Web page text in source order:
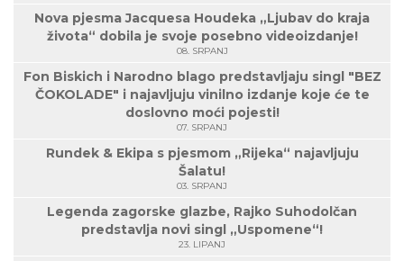
Nova pjesma Jacquesa Houdeka „Ljubav do kraja
života“ dobila je svoje posebno videoizdanje!
08. SRPANJ
Fon Biskich i Narodno blago predstavljaju singl "BEZ
ČOKOLADE" i najavljuju vinilno izdanje koje će te
doslovno moći pojesti!
07. SRPANJ
Rundek & Ekipa s pjesmom „Rijeka“ najavljuju
Šalatu!
03. SRPANJ
Legenda zagorske glazbe, Rajko Suhodolčan
predstavlja novi singl „Uspomene“!
23. LIPANJ